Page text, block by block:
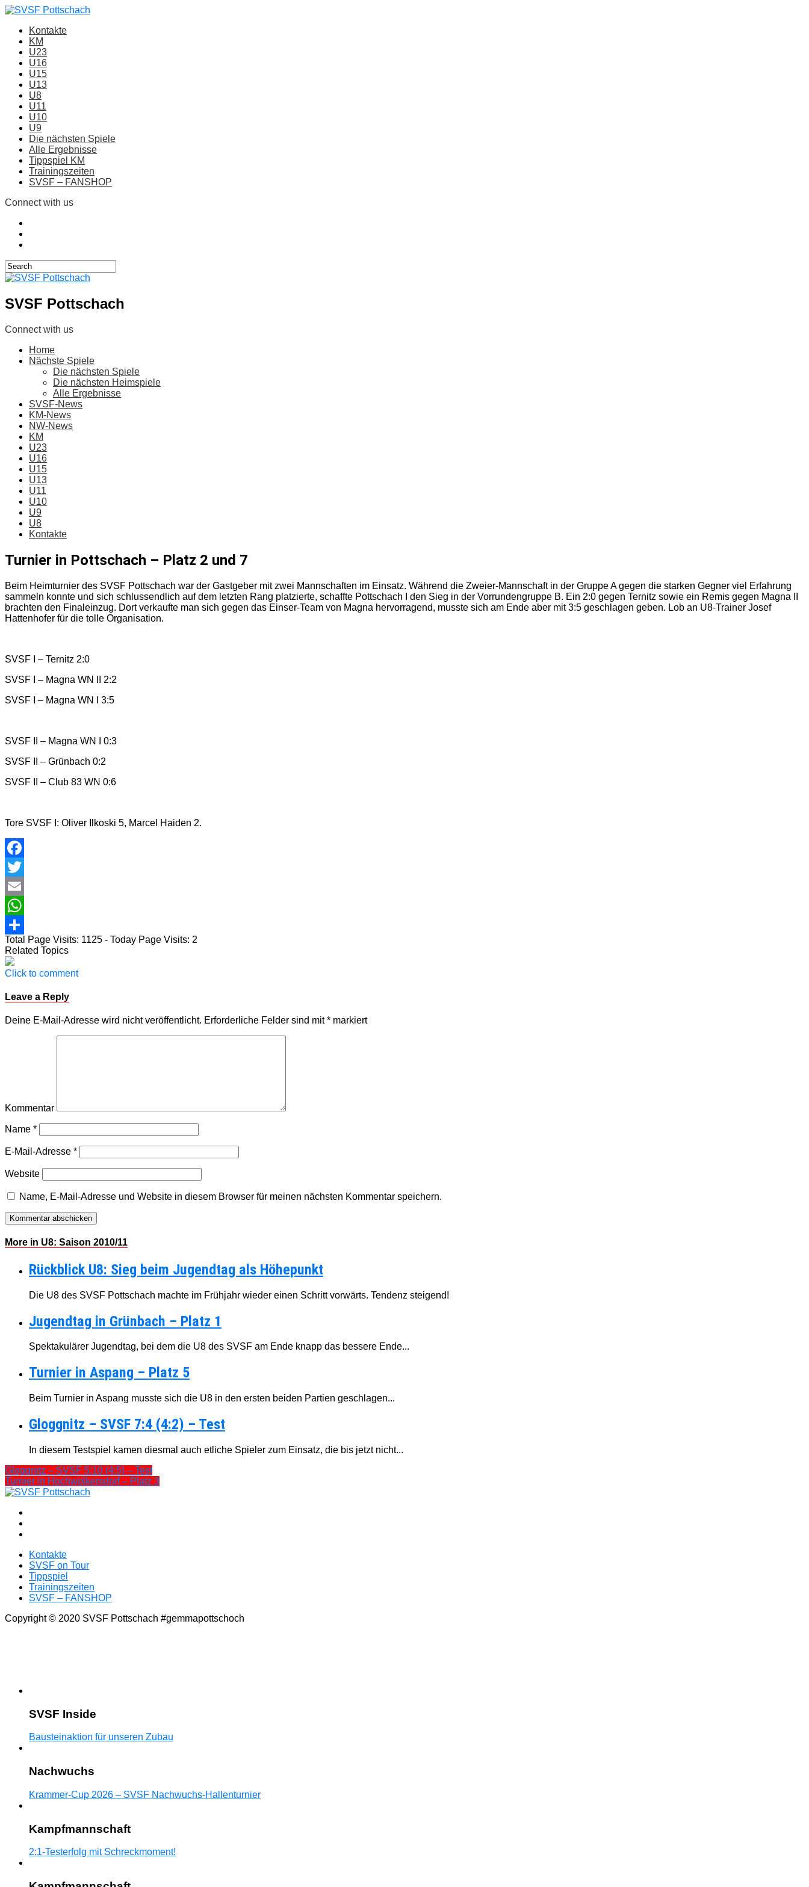
Kontakte
KM
U23
U16
U15
U13
U8
U11
U10
U9
Die nächsten Spiele
Alle Ergebnisse
Tippspiel KM
Trainingszeiten
SVSF – FANSHOP
Connect with us
SVSF Pottschach
Connect with us
Home
Nächste Spiele
Die nächsten Spiele
Die nächsten Heimspiele
Alle Ergebnisse
SVSF-News
KM-News
NW-News
KM
U23
U16
U15
U13
U11
U10
U9
U8
Kontakte
Turnier in Pottschach – Platz 2 und 7
Beim Heimturnier des SVSF Pottschach war der Gastgeber mit zwei Mannschaften im Einsatz. Während die Zweier-Mannschaft in der Gruppe A gegen die starken Gegner viel Erfahrung
sammeln konnte und sich schlussendlich auf dem letzten Rang platzierte, schaffte Pottschach I den Sieg in der Vorrundengruppe B. Ein 2:0 gegen Ternitz sowie ein Remis gegen Magna II
brachten den Finaleinzug. Dort verkaufte man sich gegen das Einser-Team von Magna hervorragend, musste sich am Ende aber mit 3:5 geschlagen geben. Lob an U8-Trainer Josef
Hattenhofer für die tolle Organisation.
SVSF I – Ternitz 2:0
SVSF I – Magna WN II 2:2
SVSF I – Magna WN I 3:5
SVSF II – Magna WN I 0:3
SVSF II – Grünbach 0:2
SVSF II – Club 83 WN 0:6
Tore SVSF I: Oliver Ilkoski 5, Marcel Haiden 2.
Facebook
Twitter
Email
WhatsApp
Teilen
Total Page Visits: 1125 - Today Page Visits: 2
Related Topics
Click to comment
Leave a Reply
Deine E-Mail-Adresse wird nicht veröffentlicht. Erforderliche Felder sind mit* markiert
Kommentar
Name *
E-Mail-Adresse *
Website
Name, E-Mail-Adresse und Website in diesem Browser für meinen nächsten Kommentar speichern.
More in U8: Saison 2010/11
Rückblick U8: Sieg beim Jugendtag als Höhepunkt
Die U8 des SVSF Pottschach machte im Frühjahr wieder einen Schritt vorwärts. Tendenz steigend!
Jugendtag in Grünbach – Platz 1
Spektakulärer Jugendtag, bei dem die U8 des SVSF am Ende knapp das bessere Ende...
Turnier in Aspang – Platz 5
Beim Turnier in Aspang musste sich die U8 in den ersten beiden Partien geschlagen...
Gloggnitz – SVSF 7:4 (4:2) – Test
In diesem Testspiel kamen diesmal auch etliche Spieler zum Einsatz, die bis jetzt nicht...
Gloggnitz – SVSF 5:10 (4:5) – Test
Turnier in Hochwolkersdorf – Platz 3
Kontakte
SVSF on Tour
Tippspiel
Trainingszeiten
SVSF – FANSHOP
Copyright © 2020 SVSF Pottschach #gemmapottschoch
SVSF Inside
Bausteinaktion für unseren Zubau
Nachwuchs
Krammer-Cup 2026 – SVSF Nachwuchs-Hallenturnier
Kampfmannschaft
2:1-Testerfolg mit Schreckmoment!